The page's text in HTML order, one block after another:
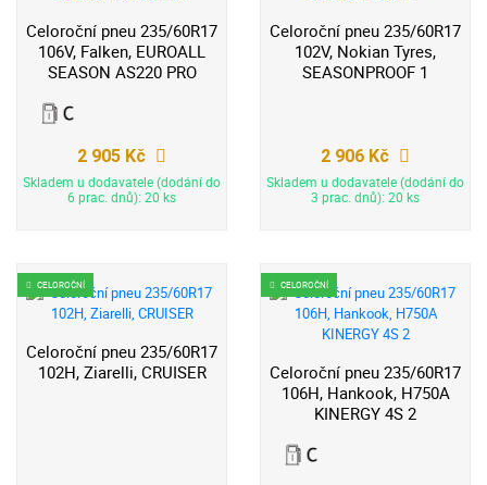
Celoroční pneu 235/60R17
106V, Falken, EUROALL
SEASON AS220 PRO
2 905 Kč
Skladem u dodavatele (dodání do
6 prac. dnů): 20 ks
Celoroční pneu 235/60R17
102V, Nokian Tyres,
SEASONPROOF 1
2 906 Kč
Skladem u dodavatele (dodání do
3 prac. dnů): 20 ks
CELOROČNÍ
Celoroční pneu 235/60R17
102H, Ziarelli, CRUISER
CELOROČNÍ
Celoroční pneu 235/60R17
106H, Hankook, H750A
KINERGY 4S 2